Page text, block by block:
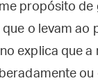
propósito de
o levam
explica que
ou